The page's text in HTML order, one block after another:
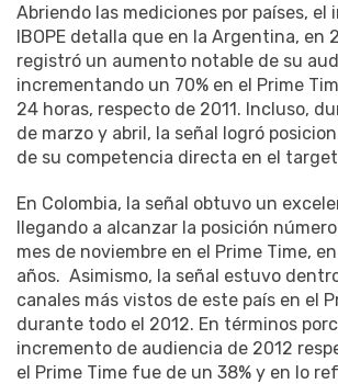
Abriendo las mediciones por países, el
IBOPE detalla que en la Argentina, en
registró un aumento notable de su
incrementando un 70% en el Prime
24 horas, respecto de 2011. Incluso,
de marzo y abril, la señal logró
de su competencia directa en el
En Colombia, la señal obtuvo un
llegando a alcanzar la posición
mes de noviembre en el Prime Time,
años. Asimismo, la señal estuvo
canales más vistos de este país en el
durante todo el 2012. En términos
incremento de audiencia de 2012
el Prime Time fue de un 38% y en lo